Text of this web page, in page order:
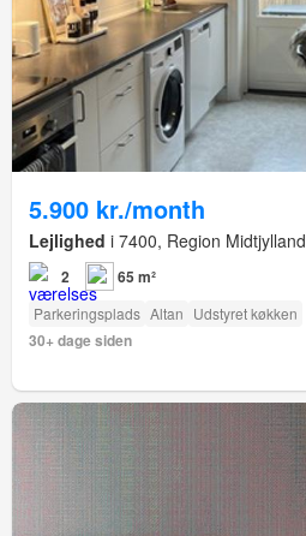
5.900 kr./month
Lejlighed i 7400, Region Midtjylland
2 65 m²
Parkeringsplads Altan Udstyret køkken
30+ dage siden